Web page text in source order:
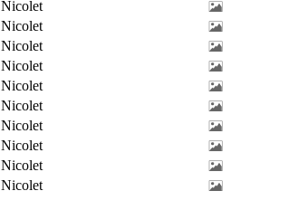
Nicolet
Nicolet
Nicolet
Nicolet
Nicolet
Nicolet
Nicolet
Nicolet
Nicolet
Nicolet